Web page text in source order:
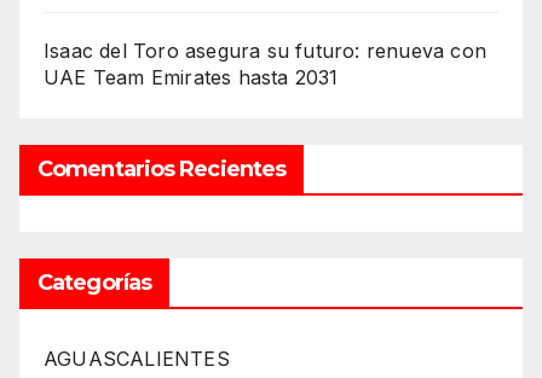
Isaac del Toro asegura su futuro: renueva con
UAE Team Emirates hasta 2031
Comentarios Recientes
Categorías
AGUASCALIENTES